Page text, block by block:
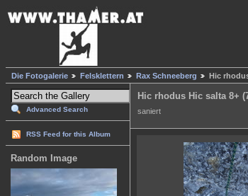
Die Fotogalerie Felsklettern Rax Schneeberg Hic
Advanced Search
RSS Feed for this Album
Random Image
Hic rhodus Hic salta 8+
saniert